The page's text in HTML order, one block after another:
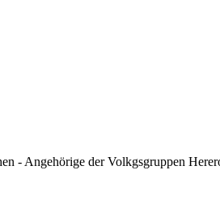
- Angehörige der Volkgsgruppen